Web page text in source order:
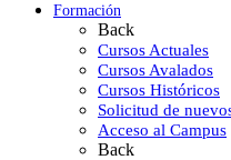
Formación
Back
Cursos Actuales
Cursos Avalados
Cursos Históricos
Solicitud de
Acceso al Campus
Back